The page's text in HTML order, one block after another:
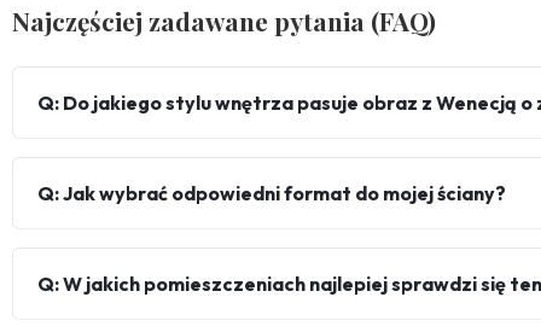
Najczęściej zadawane pytania (FAQ)
Q: Do jakiego stylu wnętrza pasuje obraz z Wenecją o
Q: Jak wybrać odpowiedni format do mojej ściany?
Q: W jakich pomieszczeniach najlepiej sprawdzi się